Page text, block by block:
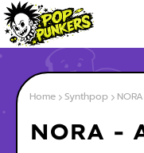
Home Synthpop
NORA -